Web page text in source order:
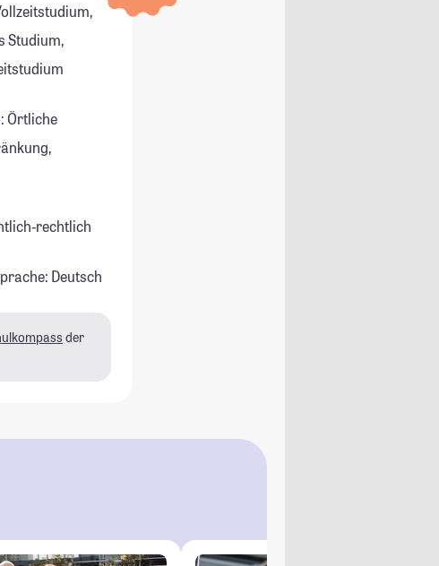
Studium,
Örtliche
rechtlich
Deutsch
der